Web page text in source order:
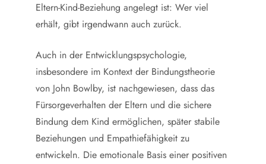
Eltern-Kind-Beziehung angelegt ist: Wer viel
erhält, gibt irgendwann auch zurück.
Auch in der Entwicklungspsychologie,
insbesondere im Kontext der Bindungstheorie
von John Bowlby, ist nachgewiesen, dass das
Fürsorgeverhalten der Eltern und die sichere
Bindung dem Kind ermöglichen, später stabile
Beziehungen und Empathiefähigkeit zu
entwickeln. Die emotionale Basis einer positiven